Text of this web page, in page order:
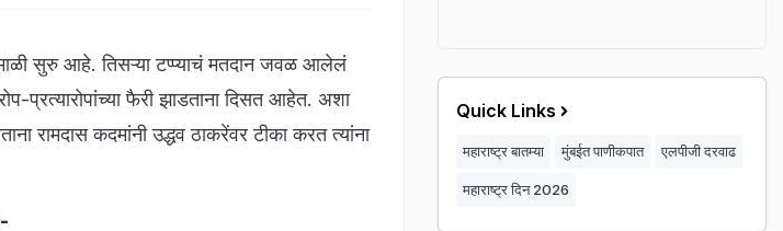
सुरु आहे. तिसऱ्या टप्प्याचं मतदान जवळ आलेलं
प्रत्यारोपांच्या फैरी झाडताना दिसत आहेत. अशा
रामदास कदमांनी उद्धव ठाकरेंवर टीका करत त्यांना
Quick Links
महाराष्ट्र बातम्या मुंबईत पाणीकपात एलपीजी दरवाढ
महाराष्ट्र दिन 2026